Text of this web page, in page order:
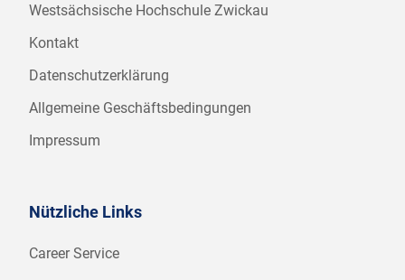
Westsächsische Hochschule Zwickau
Kontakt
Datenschutzerklärung
Allgemeine Geschäftsbedingungen
Impressum
Nützliche Links
Career Service